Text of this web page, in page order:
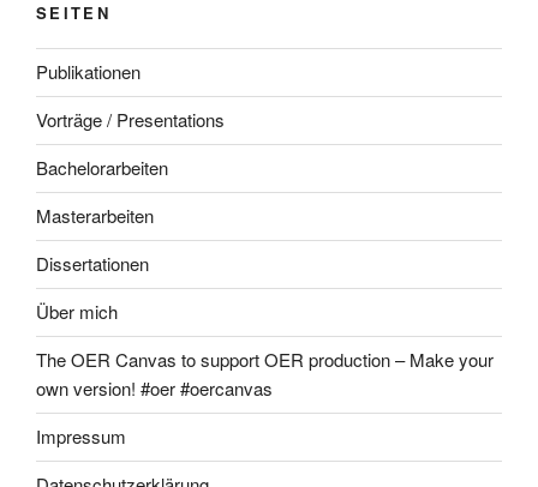
SEITEN
Publikationen
Vorträge / Presentations
Bachelorarbeiten
Masterarbeiten
Dissertationen
Über mich
The OER Canvas to support OER production – Make your
own version! #oer #oercanvas
Impressum